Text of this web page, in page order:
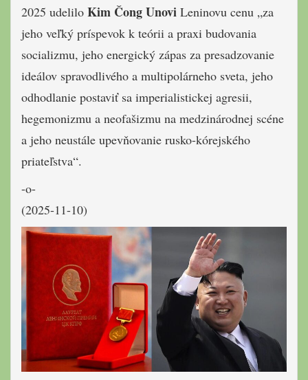
2025 udelilo Kim Čong Unovi Leninovu cenu „za
jeho veľký príspevok k teórii a praxi budovania
socializmu, jeho energický zápas za presadzovanie
ideálov spravodlivého a multipolárneho sveta, jeho
odhodlanie postaviť sa imperialistickej agresii,
hegemonizmu a neofašizmu na medzinárodnej scéne
a jeho neustále upevňovanie rusko-kórejského
priateľstva“.
-o-
(2025-11-10)